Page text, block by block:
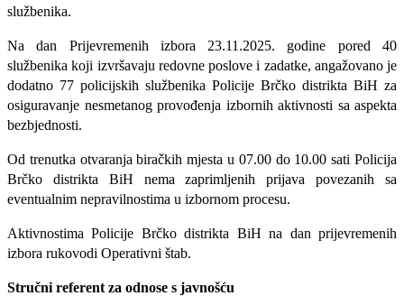
službenika.
Na dan Prijevremenih izbora 23.11.2025. godine pored 40
službenika koji izvršavaju redovne poslove i zadatke, angažovano je
dodatno 77 policijskih službenika Policije Brčko distrikta BiH za
osiguravanje nesmetanog provođenja izbornih aktivnosti sa aspekta
bezbjednosti.
Od trenutka otvaranja biračkih mjesta u 07.00 do 10.00 sati Policija
Brčko distrikta BiH nema zaprimljenih prijava povezanih sa
eventualnim nepravilnostima u izbornom procesu.
Aktivnostima Policije Brčko distrikta BiH na dan prijevremenih
izbora rukovodi Operativni štab.
Stručni referent za odnose s javnošću